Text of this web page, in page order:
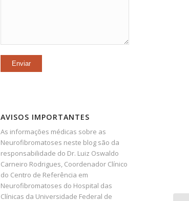
AVISOS IMPORTANTES
As informações médicas sobre as
Neurofibromatoses neste blog são da
responsabilidade do Dr. Luiz Oswaldo
Carneiro Rodrigues, Coordenador Clínico
do Centro de Referência em
Neurofibromatoses do Hospital das
Clínicas da Universidade Federal de